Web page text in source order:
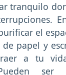
tranquilo
el
de papel y
a tu
ser